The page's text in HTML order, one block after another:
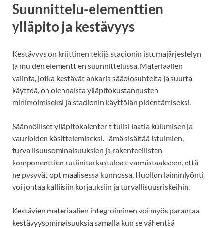
Suunnittelu-elementtien
ylläpito ja kestävyys
Kestävyys on kriittinen tekijä stadionin istumajärjestelyn
ja muiden elementtien suunnittelussa. Materiaalien
valinta, jotka kestävät ankaria sääolosuhteita ja suurta
käyttöä, on olennaista ylläpitokustannusten
minimoimiseksi ja stadionin käyttöiän pidentämiseksi.
Säännölliset ylläpitokalenterit tulisi laatia kulumisen ja
vaurioiden käsittelemiseksi. Tämä sisältää istuimien,
turvallisuusominaisuuksien ja rakenteellisten
komponenttien rutiinitarkastukset varmistaakseen, että
ne pysyvät optimaalisessa kunnossa. Huollon laiminlyönti
voi johtaa kalliisiin korjauksiin ja turvallisuusriskeihin.
Kestävien materiaalien integroiminen voi myös parantaa
kestävyysominaisuuksia samalla kun se vähentää